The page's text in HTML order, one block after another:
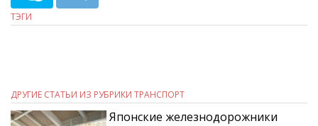
ТЭГИ
ДРУГИЕ СТАТЬИ ИЗ РУБРИКИ ТРАНСПОРТ
Японские железнодорожники